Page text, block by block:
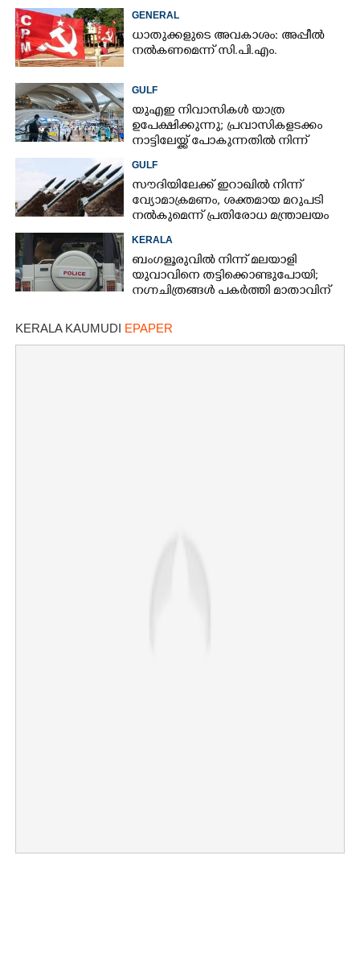
GENERAL
ധാതുക്കളുടെ അവകാശം: അപ്പീൽ
നൽകണമെന്ന് സി.പി.എം.
GULF
യുഎഇ നിവാസികൾ യാത്ര
ഉപേക്ഷിക്കുന്നു; പ്രവാസികളടക്കം
നാട്ടിലേയ്ക്ക് പോകുന്നതിൽ നിന്ന്
പിന്തിരിയാൻ കാരണം
GULF
സൗദിയിലേക്ക് ഇറാഖിൽ നിന്ന്
വ്യോമാക്രമണം,​ ശക്തമായ മറുപടി
നൽകുമെന്ന് പ്രതിരോധ മന്ത്രാലയം
KERALA
ബംഗളൂരുവിൽ നിന്ന് മലയാളി
യുവാവിനെ തട്ടിക്കൊണ്ടുപോയി;
നഗ്നചിത്രങ്ങൾ പകർത്തി മാതാവിന്
KERALA KAUMUDI EPAPER